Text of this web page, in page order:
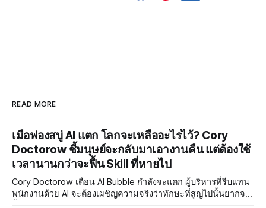
READ MORE
เมื่อฟองสบู่ AI แตก โลกจะเหลืออะไรไว้? Cory
Doctorow ชี้มนุษย์จะกลับมาเอางานคืน แต่ต้องใช้
เวลานานกว่าจะฟื้น Skill ที่หายไป
Cory Doctorow เตือน AI Bubble กำลังจะแตก ผู้บริหารที่รีบแทน
พนักงานด้วย AI จะต้องเผชิญความจริงว่าทักษะที่สูญไปนั้นยากจะ